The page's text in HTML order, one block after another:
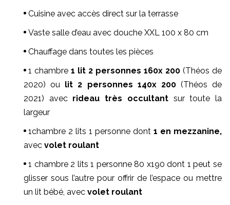
Cuisine avec accès direct sur la terrasse
Vaste salle d’eau avec douche XXL 100 x 80 cm
Chauffage dans toutes les pièces
1 chambre 1 lit 2 personnes 160x 200 (Théos de
2020) ou lit 2 personnes 140x 200(Théos de
2021) avec rideau très occultantsur toute la
largeur
1chambre 2 lits 1 personne dont 1 en mezzanine,
avec volet roulant
1 chambre 2 lits 1 personne 80 x190 dont 1 peut se
glisser sous l’autre pour offrir de l’espace ou mettre
un lit bébé, avec volet roulant